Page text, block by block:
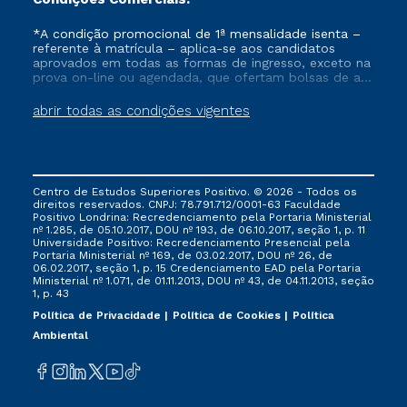
abrir todas as condições vigentes
*A condição promocional de 1ª mensalidade isenta –
referente à matrícula – aplica-se aos candidatos
aprovados em todas as formas de ingresso, exceto na
prova on-line ou agendada, que ofertam bolsas de até
vigente, que ainda não tenham efetivado e/ou não
tenham cancelado ou trancado sua matrícula em uma
via FIES, Prouni e outros programas governamentais, e
não se acumula com nenhuma outra campanha
ofertada pela Instituição.
Centro de Estudos Superiores Positivo. © 2026 - Todos os
direitos reservados. CNPJ: 78.791.712/0001-63 Faculdade
Positivo Londrina: Recredenciamento pela Portaria Ministerial
nº 1.285, de 05.10.2017, DOU nº 193, de 06.10.2017, seção 1, p. 11
Universidade Positivo: Recredenciamento Presencial ​pela
Portaria Ministerial nº 169, de 03.02.2017, DOU nº 26, de
06.02.2017, seção 1, p. 15 Credenciamento EAD pela Portaria
Ministerial nº 1.071, de 01.11.2013, DOU nº 43, de 04.11.2013, seção
1, p. 43
Política de Privacidade
Política de Cookies
Política
Ambiental